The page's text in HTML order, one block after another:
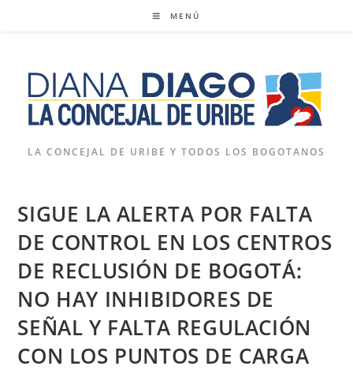
MENÚ
LA CONCEJAL DE URIBE Y TODOS LOS BOGOTANOS
SIGUE LA ALERTA POR FALTA
DE CONTROL EN LOS CENTROS
DE RECLUSIÓN DE BOGOTÁ:
NO HAY INHIBIDORES DE
SEÑAL Y FALTA REGULACIÓN
CON LOS PUNTOS DE CARGA